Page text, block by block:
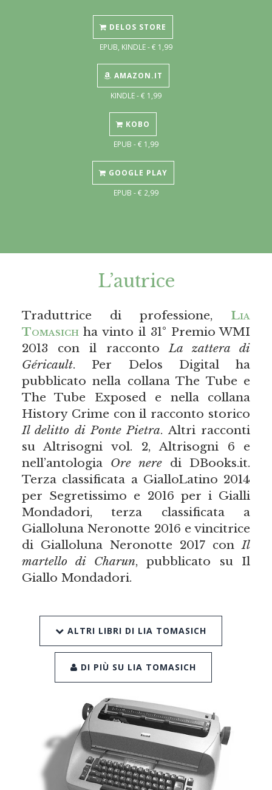
DELOS STORE
EPUB, KINDLE - € 1,99
AMAZON.IT
KINDLE - € 1,99
KOBO
EPUB - € 1,99
GOOGLE PLAY
EPUB - € 2,99
L’autrice
Traduttrice di professione, Lia
Tomasichha vinto il 31° Premio WMI
2013 con il raccontoLa zattera di
Géricault. Per Delos Digital ha
pubblicato nella collana The Tube e
The Tube Exposed e nella collana
History Crime con il racconto storico
Il delitto di Ponte Pietra. Altri racconti
su Altrisogni vol. 2, Altrisogni 6 e
nell’antologia Ore nere di DBooks.it.
Terza classificata a GialloLatino 2014
per Segretissimo e 2016 per i Gialli
Mondadori, terza classificata a
Gialloluna Neronotte 2016 e vincitrice
di Gialloluna Neronotte 2017 conIl
martello di Charun, pubblicato su Il
Giallo Mondadori.
ALTRI LIBRI DI LIA TOMASICH
DI PIÙ SU LIA TOMASICH